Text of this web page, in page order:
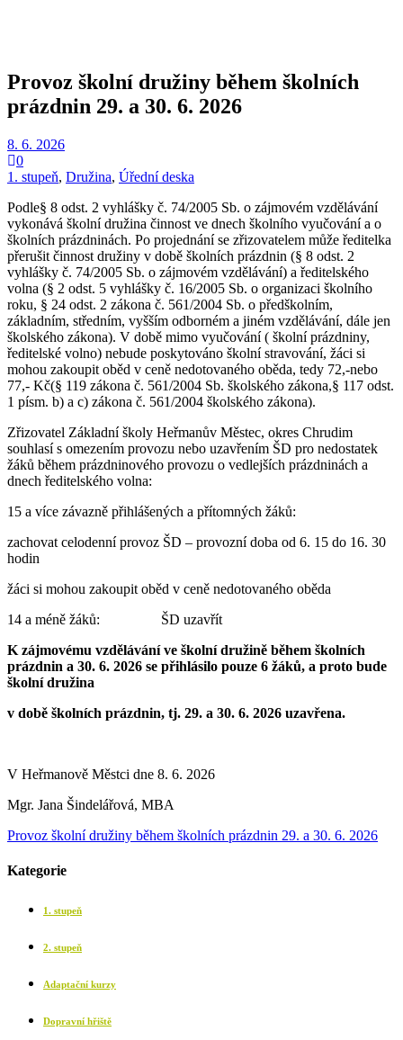
Provoz školní družiny během školních
prázdnin 29. a 30. 6. 2026
8. 6. 2026
0
1. stupeň, Družina, Úřední deska
Podle§ 8 odst. 2 vyhlášky č. 74/2005 Sb. o zájmovém vzdělávání
vykonává školní družina činnost ve dnech školního vyučování a o
školních prázdninách. Po projednání se zřizovatelem může ředitelka
přerušit činnost družiny v době školních prázdnin (§ 8 odst. 2
vyhlášky č. 74/2005 Sb. o zájmovém vzdělávání) a ředitelského
volna (§ 2 odst. 5 vyhlášky č. 16/2005 Sb. o organizaci školního
roku, § 24 odst. 2 zákona č. 561/2004 Sb. o předškolním,
základním, středním, vyšším odborném a jiném vzdělávání, dále jen
školského zákona). V době mimo vyučování ( školní prázdniny,
ředitelské volno) nebude poskytováno školní stravování, žáci si
mohou zakoupit oběd v ceně nedotovaného oběda, tedy 72,-nebo
77,- Kč(§ 119 zákona č. 561/2004 Sb. školského zákona,§ 117 odst.
1 písm. b) a c) zákona č. 561/2004 školského zákona).
Zřizovatel Základní školy Heřmanův Městec, okres Chrudim
souhlasí s omezením provozu nebo uzavřením ŠD pro nedostatek
žáků během prázdninového provozu o vedlejších prázdninách a
dnech ředitelského volna:
15 a více závazně přihlášených a přítomných žáků:
zachovat celodenní provoz ŠD – provozní doba od 6. 15 do 16. 30
hodin
žáci si mohou zakoupit oběd v ceně nedotovaného oběda
14 a méně žáků: ŠD uzavřít
K zájmovému vzdělávání ve školní družině během školních
prázdnin a 30. 6. 2026 se přihlásilo pouze 6 žáků, a proto bude
školní družina
v době školních prázdnin, tj. 29. a 30. 6. 2026 uzavřena.
V Heřmanově Městci dne 8. 6. 2026
Mgr. Jana Šindelářová, MBA
Provoz školní družiny během školních prázdnin 29. a 30. 6. 2026
Kategorie
1. stupeň
2. stupeň
Adaptační kurzy
Dopravní hřiště